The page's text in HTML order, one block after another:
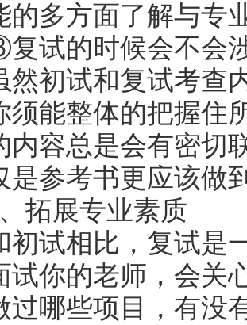
的多方面了解与专
的时候会不会涉
试和复试考查
须能整体的把握住
内容总是会有密切
是参考书更应该做
展专业素质
相比，复试是
试你的老师，会关
过哪些项目，有没